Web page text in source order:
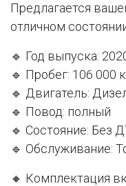
Предлагается
отличном
🔹 Год выпуска:
🔹 Пробег: 106 000
🔹 Двигатель:
🔹 Повод: полный
🔹 Состояние: Без
🔹 Обслуживание:
🔸 Комплектация